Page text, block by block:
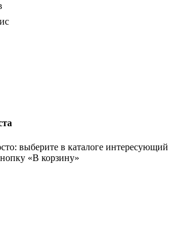
выберите в каталоге интересующий
«В корзину»